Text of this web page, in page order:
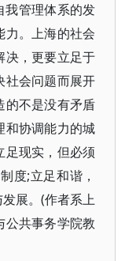
我管理体系的发
力。上海的社会
决，更要立足于
社会问题而展开
的不是没有矛盾
和协调能力的城
足现实，但必须
度;立足和谐，
展。(作者系上
公共事务学院教